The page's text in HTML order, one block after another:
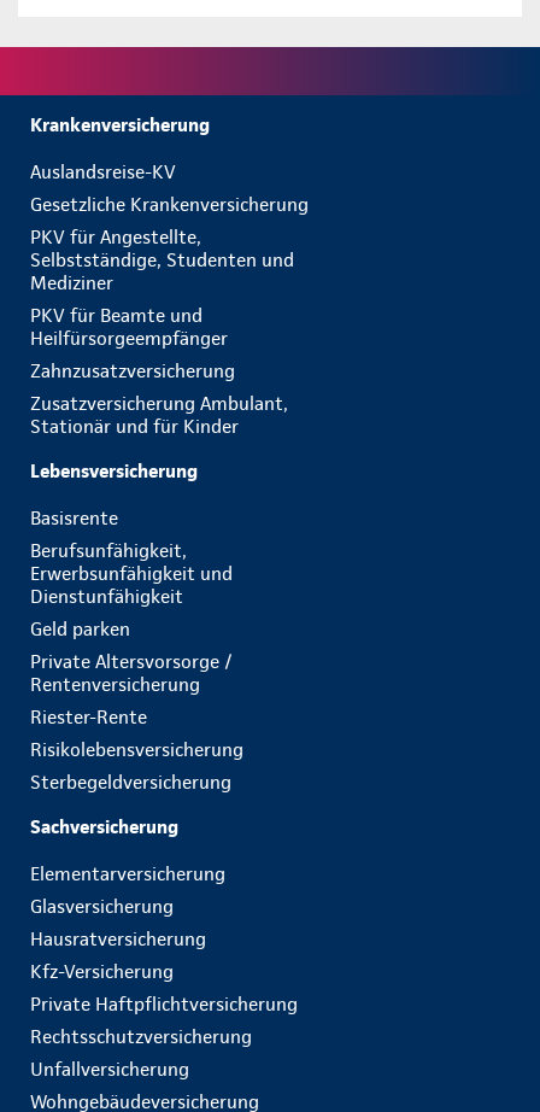
Krankenversicherung
Auslandsreise-KV
Gesetzliche Krankenversicherung
PKV für Angestellte,
Selbstständige, Studenten und
Mediziner
PKV für Beamte und
Heilfürsorgeempfänger
Zahnzusatzversicherung
Zusatzversicherung Ambulant,
Stationär und für Kinder
Lebensversicherung
Basisrente
Berufsunfähigkeit,
Erwerbsunfähigkeit und
Dienstunfähigkeit
Geld parken
Private Altersvorsorge /
Rentenversicherung
Riester-Rente
Risikolebensversicherung
Sterbegeldversicherung
Sachversicherung
Elementarversicherung
Glasversicherung
Hausratversicherung
Kfz-Versicherung
Private Haftpflichtversicherung
Rechtsschutzversicherung
Unfallversicherung
Wohngebäudeversicherung